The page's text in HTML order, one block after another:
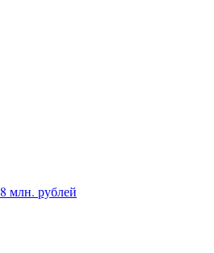
млн. рублей